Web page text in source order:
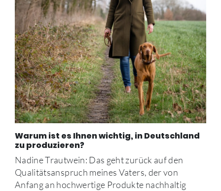
Warum ist es Ihnen wichtig, in Deutschland
zu produzieren?
Nadine Trautwein: Das geht zurück auf den
Qualitätsanspruch meines Vaters, der von
Anfang an hochwertige Produkte nachhaltig